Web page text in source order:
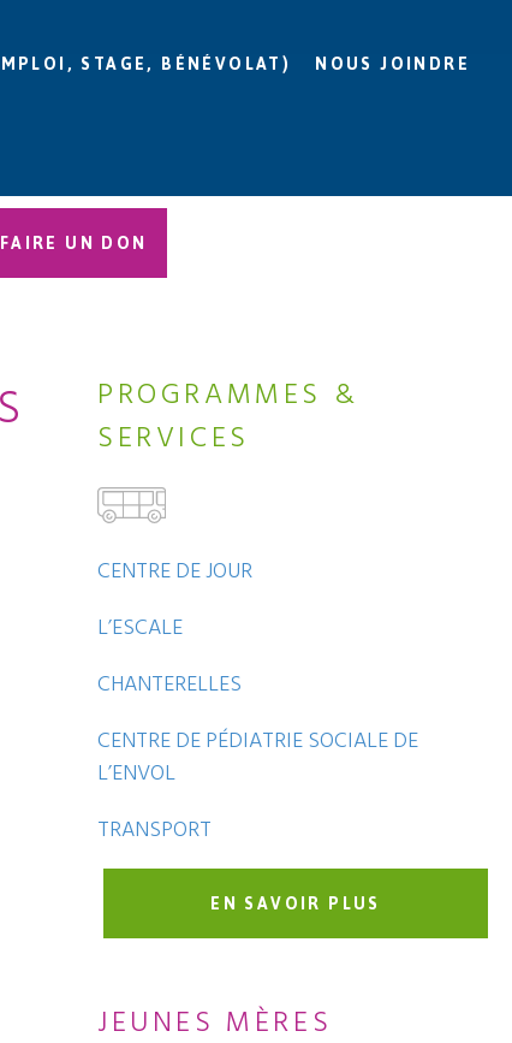
STAGE, BÉNÉVOLAT) NOUS JOINDRE
FAIRE UN DON
PROGRAMMES &
SERVICES
CENTRE DE JOUR
L’ESCALE
CHANTERELLES
CENTRE DE PÉDIATRIE SOCIALE DE
L’ENVOL
TRANSPORT
EN SAVOIR PLUS
JEUNES MÈRES